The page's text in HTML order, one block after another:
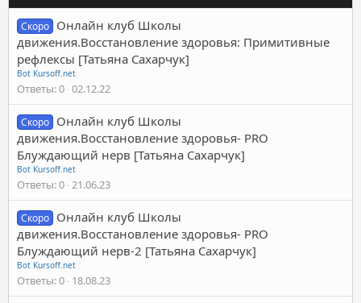
Скоро Онлайн клуб Школы
движения.Восстановление здоровья: Примитивные
рефлексы [Татьяна Сахарчук]
Bot Kursoff.net
Ответы 0 02.12.22
Скоро Онлайн клуб Школы
движения.Восстановление здоровья- PRO
Блуждающий нерв [Татьяна Сахарчук]
Bot Kursoff.net
Ответы 0 21.06.23
Скоро Онлайн клуб Школы
движения.Восстановление здоровья- PRO
Блуждающий нерв-2 [Татьяна Сахарчук]
Bot Kursoff.net
Ответы 0 18.08.23